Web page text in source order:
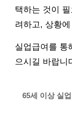
택하는 것이
려하고, 상황
실업급여를 통
으시길 바랍니
65세 이상 실